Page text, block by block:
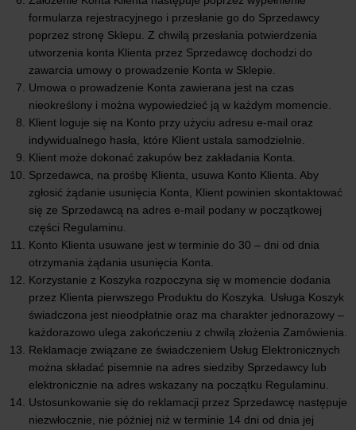
formularza rejestracyjnego i przesłanie go do Sprzedawcy
poprzez stronę Sklepu. Z chwilą przesłania potwierdzenia
utworzenia konta Klienta przez Sprzedawcę dochodzi do
zawarcia umowy o prowadzenie Konta w Sklepie.
Umowa o prowadzenie Konta zawierana jest na czas
nieokreślony i można wypowiedzieć ją w każdym momencie.
Klient loguje się na Konto przy użyciu adresu e-mail oraz
indywidualnego hasła, które Klient ustala samodzielnie.
Klient może dokonać zakupów bez zakładania Konta.
Sprzedawca, na prośbę Klienta, usuwa Konto Klienta. Aby
zgłosić żądanie usunięcia Konta, Klient powinien skontaktować
się ze Sprzedawcą na adres e-mail podany w początkowej
części Regulaminu.
Konto Klienta usuwane jest w terminie do 30 – dni od dnia
otrzymania żądania usunięcia Konta.
Korzystanie z Koszyka rozpoczyna się w momencie dodania
przez Klienta pierwszego Produktu do Koszyka. Usługa Koszyk
świadczona jest nieodpłatnie oraz ma charakter jednorazowy –
każdorazowo ulega zakończeniu z chwilą złożenia Zamówienia.
Reklamacje związane ze świadczeniem Usług Elektronicznych
można składać pisemnie na adres siedziby Sprzedawcy lub
elektronicznie na adres wskazany na początku Regulaminu.
Ustosunkowanie się do reklamacji przez Sprzedawcę następuje
niezwłocznie, nie później niż w terminie 14 dni od dnia jej